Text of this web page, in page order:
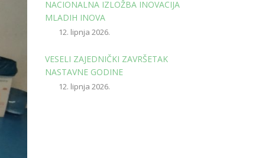
NACIONALNA IZLOŽBA INOVACIJA
MLADIH INOVA
12. lipnja 2026.
VESELI ZAJEDNIČKI ZAVRŠETAK
NASTAVNE GODINE
12. lipnja 2026.